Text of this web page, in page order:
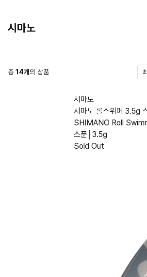
시마노
총 14개의 상품
시마노
시마노 롤스위머 3.5g
SHIMANO Roll
스푼│3.5g
Sold Out